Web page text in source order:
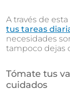
A través de
tus tareas
necesidades
tampoco dejas
Tómate tus
cuidados